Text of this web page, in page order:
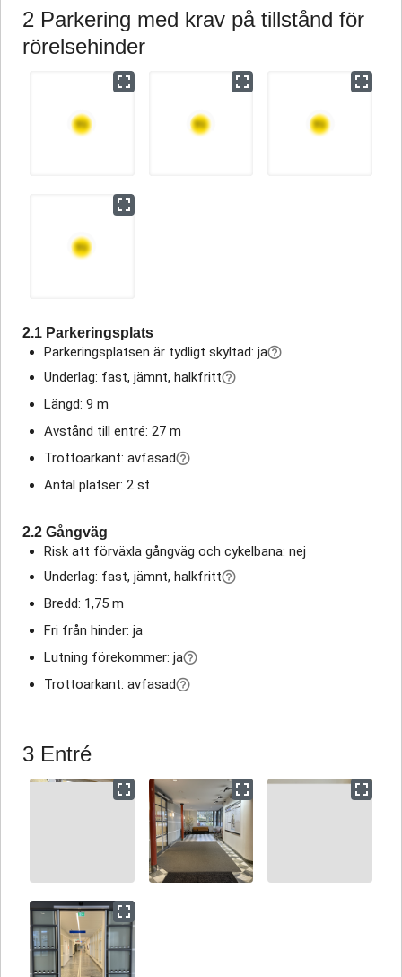
2 Parkering med krav på tillstånd för
rörelsehinder
2.1 Parkeringsplats
Parkeringsplatsen är tydligt skyltad: ja
Underlag: fast, jämnt, halkfritt
Längd: 9 m
Avstånd till entré: 27 m
Trottoarkant: avfasad
Antal platser: 2 st
2.2 Gångväg
Risk att förväxla gångväg och cykelbana: nej
Underlag: fast, jämnt, halkfritt
Bredd: 1,75 m
Fri från hinder: ja
Lutning förekommer: ja
Trottoarkant: avfasad
3 Entré